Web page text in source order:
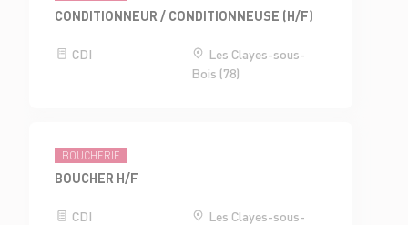
CONDITIONNEUR / CONDITIONNEUSE (H/F)
CDI
Les Clayes-sous-
Bois (78)
BOUCHERIE
BOUCHER H/F
CDI
Les Clayes-sous-